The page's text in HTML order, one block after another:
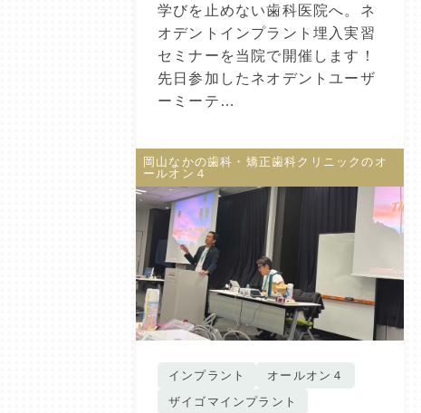
学びを止めない歯科医院へ。ネ
オデントインプラント埋入実習
セミナーを当院で開催します！
先日参加したネオデントユーザ
ーミーテ…
岡山なかの歯科・矯正歯科クリニックのオ
ールオン４
インプラント
オールオン４
ザイゴマインプラント